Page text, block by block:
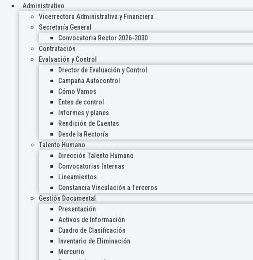
Administrativo
Vicerrectora Administrativa y Financiera
Secretaría General
Convocatoria Rector 2026-2030
Contratación
Evaluación y Control
Drector de Evaluación y Control
Campaña Autocontrol
Cómo Vamos
Entes de control
Informes y planes
Rendición de Cuentas
Desde la Rectoría
Talento Humano
Dirección Talento Humano
Convocatorias Internas
Lineamientos
Constancia Vinculación a Terceros
Gestión Documental
Presentación
Activos de Información
Cuadro de Clasificación
Inventario de Eliminación
Mercurio